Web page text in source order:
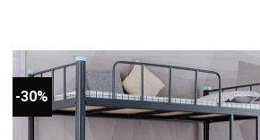
-30%